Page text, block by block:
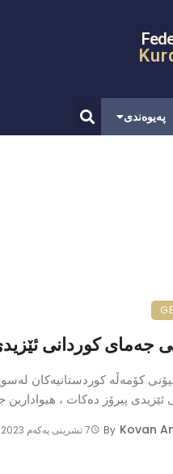
پەیوەندی
جەمای کوردانی
کۆمەڵە کوردستانیەکان
ئێزیدی پیرۆز دەکات ،
By Kovan 7 تشرینی یه‌كه‌م 2023